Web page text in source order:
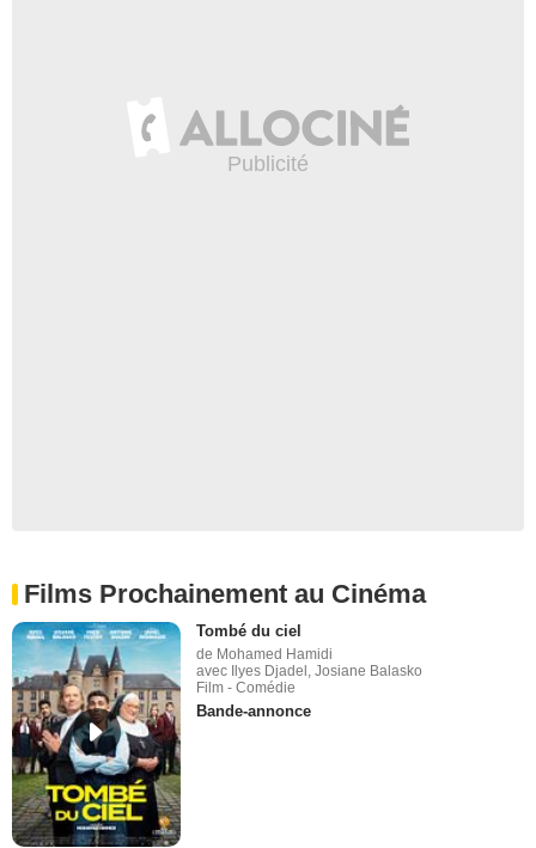
Films Prochainement au Cinéma
Tombé du ciel
de Mohamed Hamidi
avec Ilyes Djadel, Josiane Balasko
Film - Comédie
Bande-annonce